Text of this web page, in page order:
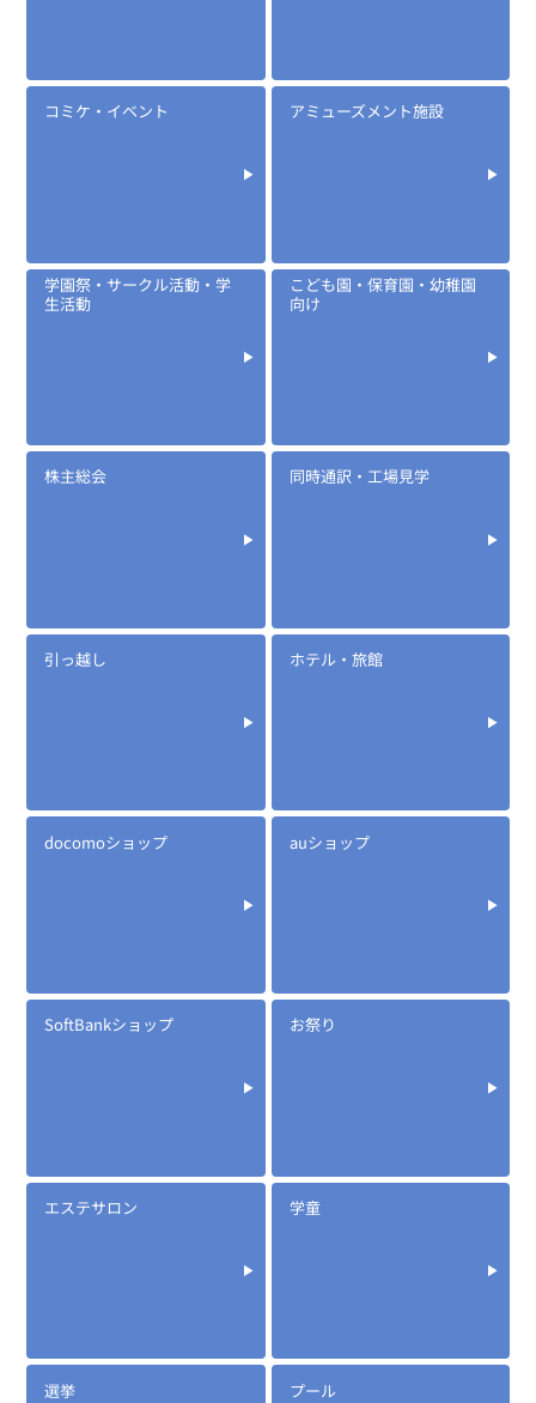
コミケ・イベント アミューズメント施設
学園祭・サークル活動・学
生活動
こども園・保育園・幼稚園
向け
株主総会 同時通訳・工場見学
引っ越し ホテル・旅館
docomoショップ auショップ
SoftBankショップ お祭り
エステサロン 学童
選挙 プール